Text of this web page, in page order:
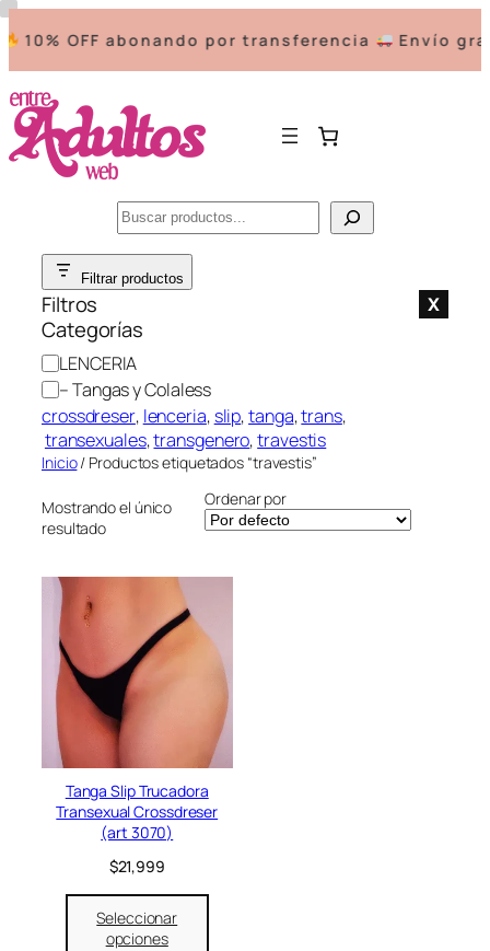
10% OFF abonando por transferencia Envío
Buscar
Saltar
contenido
Filtrar productos
Filtros X
Categorías
C
a
t
e
g
r
í
LENCERIA
– Tangas y Colaless
crossdreser, lenceria, slip, tanga, trans,
transexuales, transgenero, travestis
Inicio/ Productos etiquetados “travestis”
Mostrando el único
resultado
Ordenar por
Tanga Slip Trucadora
Transexual Crossdreser
(art 3070)
$21,999
Seleccionar
opciones